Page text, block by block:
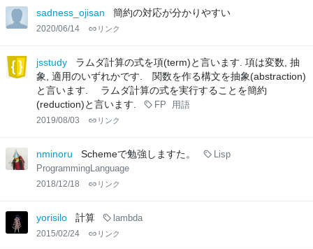
sadness_ojisan 簡約の対応が分かりやすい
2020/06/14 リンク
jsstudy
ラムダ計算の式を項(term)と言います. 項は変数, 抽
象, 適用のいずれかです. 関数を作る構文を抽象(abstraction)
と言います. ラムダ計算の式を実行することを簡約
(reduction)と言います.
FP 用語
2019/08/03 リンク
nminoru Schemeで勉強しますた。
Lisp
ProgrammingLanguage
2018/12/18 リンク
yorisilo 計算 lambda
2015/02/24 リンク